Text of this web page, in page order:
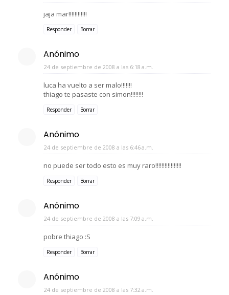
jaja mar!!!!!!!!!!!!
Responder Borrar
Anónimo
24 de septiembre de 2008 a las 6:18 a.m.
luca ha vuelto a ser malo!!!!!!!
thiago te pasaste con simon!!!!!!!!
Responder Borrar
Anónimo
24 de septiembre de 2008 a las 6:46 a.m.
no puede ser todo esto es muy raro!!!!!!!!!!!!!!!!!
Responder Borrar
Anónimo
24 de septiembre de 2008 a las 7:09 a.m.
pobre thiago :S
Responder Borrar
Anónimo
24 de septiembre de 2008 a las 7:32 a.m.